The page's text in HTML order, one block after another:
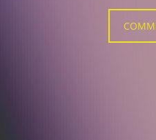
LIMITEZ LES RISQUES
CLIENTS ET PERSONNELS